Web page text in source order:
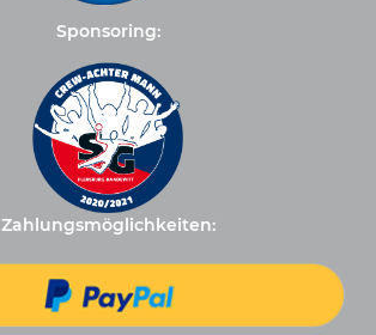
Sponsoring:
Zahlungsmöglichkeiten: